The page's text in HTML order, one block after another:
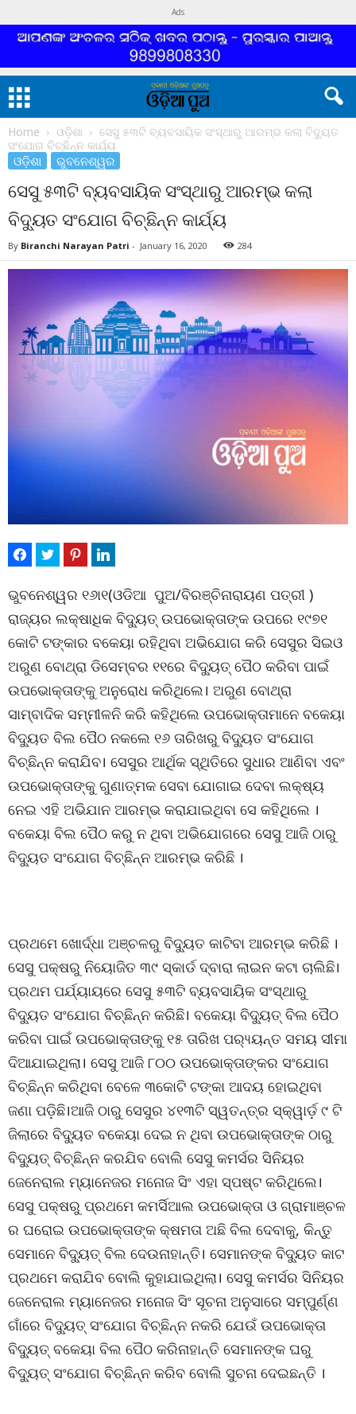
Ads
Home ଓଡ଼ିଶା
ସେସୁ ୫୩ଟି ବ୍ୟବସାୟିକ ସଂସ୍ଥାରୁ ଆରମ୍ଭ କଲା ବିଦ୍ୟୁତ
ସଂଯୋଗ ବିଚ୍ଛିନ୍ନ କାର୍ଯ୍ୟ
ଓଡ଼ିଶା ଭୁବନେଶ୍ୱର
ସେସୁ ୫୩ଟି ବ୍ୟବସାୟିକ ସଂସ୍ଥାରୁ ଆରମ୍ଭ କଲା
ବିଦ୍ୟୁତ ସଂଯୋଗ ବିଚ୍ଛିନ୍ନ କାର୍ଯ୍ୟ
By Biranchi Narayan Patri - January 16, 2020 284
ଭୁବନେଶ୍ୱର ୧୬ା୧(ଓଡିଆ ପୁଅ/ବିରଞ୍ଚିନାରାୟଣ ପତ୍ରୀ )
ରାଜ୍ୟର ଲକ୍ଷାଧିକ ବିଦ୍ୟୁତ୍ ଉପଭୋକ୍ତାଙ୍କ ଉପରେ ୧୯୭୧
କୋଟି ଟଙ୍କାର ବକେୟା ରହିଥିବା ଅଭିଯୋଗ କରି ସେସୁର ସିଇଓ
ଅରୁଣ ବୋଥ୍ରା ଡିସେମ୍ବର ୧୧ରେ ବିଦ୍ୟୁତ୍ ପୈଠ କରିବା ପାଇଁ
ଉପଭୋକ୍ତାଙ୍କୁ ଅନୁରୋଧ କରିଥିଲେ। ଅରୁଣ ବୋଥ୍ରା
ସାମ୍ବାଦିକ ସମ୍ମୀଳନି କରି କହିଥିଲେ ଉପଭୋକ୍ତାମାନେ ବକେୟା
ବିଦ୍ୟୁତ ବିଲ ପୈଠ ନକଲେ ୧୬ ତାରିଖରୁ ବିଦ୍ୟୁତ ସଂଯୋଗ
ବିଚ୍ଛିନ୍ନ କରାଯିବ। ସେସୁର ଆର୍ଥିକ ସ୍ଥିତିରେ ସୁଧାର ଆଣିବା ଏବଂ
ଉପଭୋକ୍ତାଙ୍କୁ ଗୁଣାତ୍ମକ ସେବା ଯୋଗାଇ ଦେବା ଲକ୍ଷ୍ୟ
ନେଇ ଏହି ଅଭିଯାନ ଆରମ୍ଭ କରାଯାଇଥିବା ସେ କହିଥିଲେ ।
ବକେୟା ବିଲ ପୈଠ କରୁ ନ ଥିବା ଅଭିଯୋଗରେ ସେସୁ ଆଜି ଠାରୁ
ବିଦ୍ୟୁତ ସଂଯୋଗ ବିଚ୍ଛିନ୍ନ ଆରମ୍ଭ କରିଛି ।
ପ୍ରଥମେ ଖୋର୍ଦ୍ଧା ଅଞ୍ଚଳରୁ ବିଦ୍ୟୁତ କାଟିବା ଆରମ୍ଭ କରିଛି ।
ସେସୁ ପକ୍ଷରୁ ନିୟୋଜିତ ୩୯ ସ୍କାର୍ଡ ଦ୍ବାରା ଲାଇନ କଟା ଚାଲିଛି।
ପ୍ରଥମ ପର୍ଯ୍ୟାୟରେ ସେସୁ ୫୩ଟି ବ୍ୟବସାୟିକ ସଂସ୍ଥାରୁ
ବିଦ୍ୟୁତ ସଂଯୋଗ ବିଚ୍ଛିନ୍ନ କରିଛି। ବକେୟା ବିଦ୍ୟୁତ୍ ବିଲ ପୈଠ
କରିବା ପାଇଁ ଉପଭୋକ୍ତାଙ୍କୁ ୧୫ ତାରିଖ ପର‌୍ୟ୍ୟନ୍ତ ସମୟ ସୀମା
ଦିଆଯାଇଥିଲା। ସେସୁ ଆଜି ୮୦୦ ଉପଭୋକ୍ତାଙ୍କର ସଂଯୋଗ
ବିଚ୍ଛିନ୍ନ କରିଥିବା ବେଳେ ୩କୋଟି ଟଙ୍କା ଆଦୟ ହୋଇଥିବା
ଜଣା ପଡ଼ିଛି।ଆଜି ଠାରୁ ସେସୁର ୪୧୩ଟି ସ୍ୱତନ୍ତ୍ର ସ୍କ୍ୱାର୍ଡ଼ ୯ ଟି
ଜିଲାରେ ବିଦ୍ୟୁତ ବକେୟା ଦେଇ ନ ଥିବା ଉପଭୋକ୍ତାଙ୍କ ଠାରୁ
ବିଦ୍ୟୁତ୍ ବିଚ୍ଛିନ୍ନ କରଯିବ ବୋଲି ସେସୁ କମର୍ସର ସିନିୟର
ଜେନେରାଲ ମ୍ୟାନେଜର ମନୋଜ ସିଂ ଏହା ସ୍ପଷ୍ଟ କରିଥିଲେ।
ସେସୁ ପକ୍ଷରୁ ପ୍ରଥମେ କମର୍ସିଆଲ ଉପଭୋକ୍ତା ଓ ଗ୍ରାମାଞ୍ଚଳ
ର ଘରୋଇ ଉପଭୋକ୍ତାଙ୍କ କ୍ଷମତା ଅଛି ବିଲ ଦେବାକୁ, କିନ୍ତୁ
ସେମାନେ ବିଦ୍ୟୁତ୍ ବିଲ ଦେଉନାହାନ୍ତି। ସେମାନଙ୍କ ବିଦ୍ୟୁତ କାଟ
ପ୍ରଥମେ କରାଯିବ ବୋଲି କୁହାଯାଇଥିଲା। ସେସୁ କମର୍ସର ସିନିୟର
ଜେନେରାଲ ମ୍ୟାନେଜର ମନୋଜ ସିଂ ସୂଚନା ଅନୁସାରେ ସମ୍ପୁର୍ଣ୍ଣ
ଗାଁରେ ବିଦ୍ୟୁତ୍ ସଂଯୋଗ ବିଚ୍ଛିନ୍ନ ନକରି ଯେଉଁ ଉପଭୋକ୍ତା
ବିଦ୍ୟୁତ୍ ବକେୟା ବିଲ ପୈଠ କରିନାହାନ୍ତି ସେମାନଙ୍କ ଘରୁ
ବିଦ୍ୟୁତ୍ ସଂଯୋଗ ବିଚ୍ଛିନ୍ନ କରିବ ବୋଲି ସୁଚନା ଦେଇଛନ୍ତି ।